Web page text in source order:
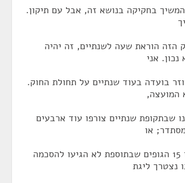
בחקיקה בנושא זה, אבל עם תיקון.
הזה הוראת שעה לשנתיים, זה יהיה
אני
בועדה בעוד שנתיים על תחולת החוק.
המועצה,
שבתקופת שנתיים צורפו עוד ארבעים
או
שיגידו לנו שמלבד 15 הגופים שבתוספת לא הגיעו להסכמה
נצטרך ליגת